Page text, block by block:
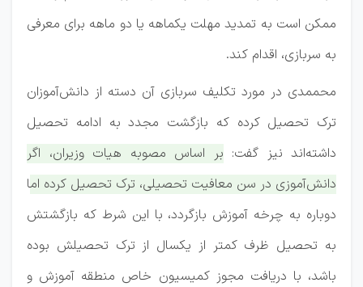
ممکن است به تمدید مهلت یکماهه یا دو ماهه برای معرفی
به سربازی، اقدام کند.
محممدی در مورد تکلیف سربازی آن دسته از دانش‌آموزان
ترک تحصیل کرده که بازگشت مجدد به ادامه تحصیل
داشته‌اند نیز گفت: بر اساس مصوبه هیات وزیران، اگر
دانش‌آموزی در سن معافیت تحصیلی، ترک تحصیل کرده اما
دوباره به چرخه آموزش بازگردد، با این شرط که بازگشتش
به تحصیل ظرف کمتر از یکسال از ترک تحصیلش بوده
باشد، با دریافت مجوز کمیسیون خاص منطقه آموزش و